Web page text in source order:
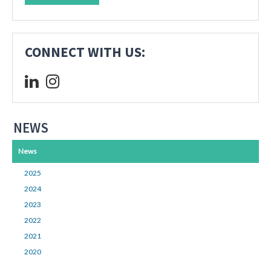
CONNECT WITH US:
NEWS
News
2025
2024
2023
2022
2021
2020